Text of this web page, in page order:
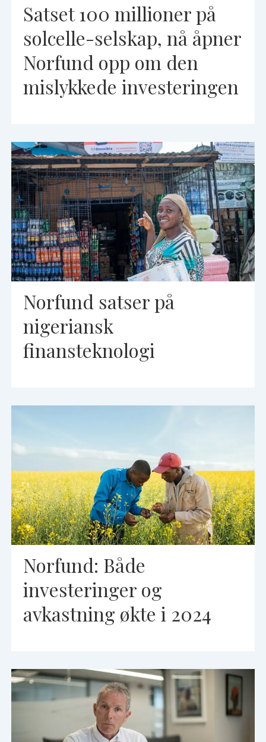
Satset 100 millioner på
solcelle-selskap, nå åpner
Norfund opp om den
mislykkede investeringen
Norfund satser på
nigeriansk
finansteknologi
Norfund: Både
investeringer og
avkastning økte i 2024